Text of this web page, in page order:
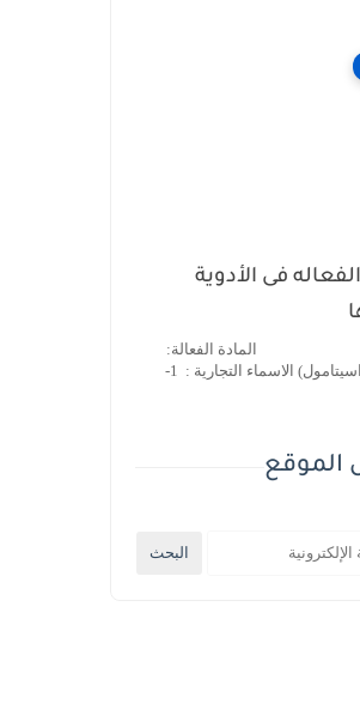
فى الأدوية
الفعالة:
اسيتامينوفين (الباراسيتامول) الاسماء التجارية : 1-
الموقع